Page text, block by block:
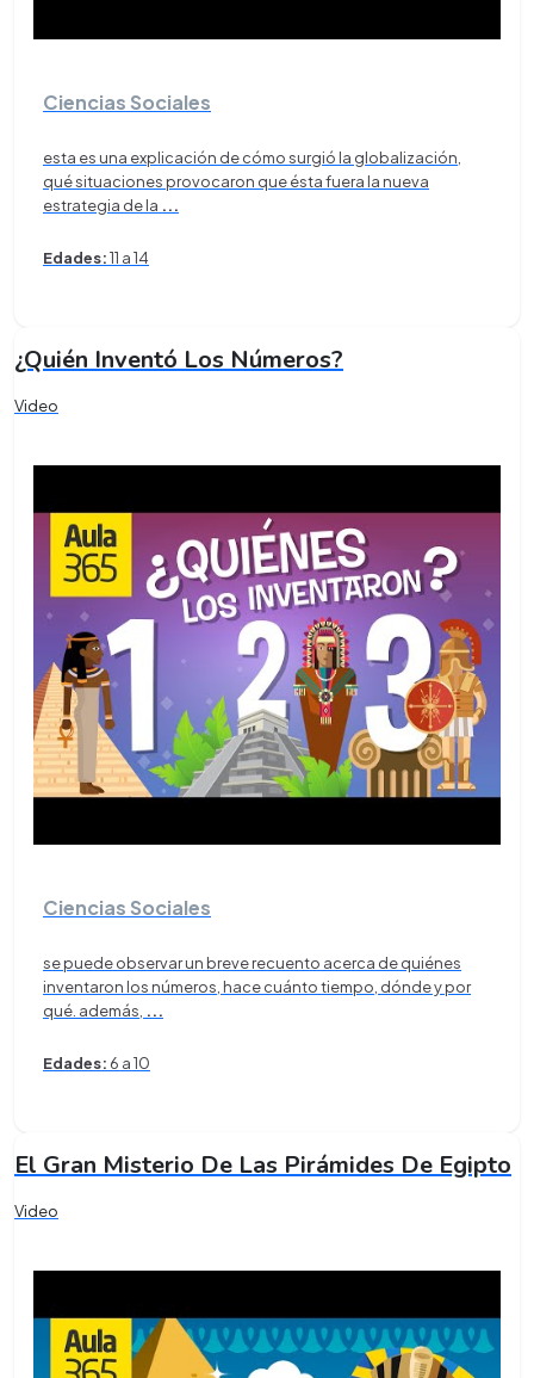
Ciencias Sociales
esta es una explicación de cómo surgió la globalización,
qué situaciones provocaron que ésta fuera la nueva
estrategia de la ...
Edades:11 a 14
¿Quién Inventó Los Números?
Video
Ciencias Sociales
se puede observar un breve recuento acerca de quiénes
inventaron los números, hace cuánto tiempo, dónde y por
qué. además, ...
Edades: 6 a 10
El Gran Misterio De Las Pirámides De Egipto
Video